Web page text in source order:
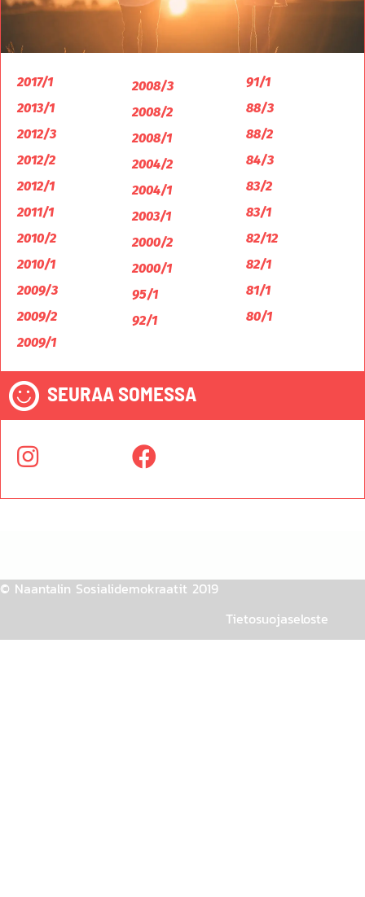
2017/1
2013/1
2012/3
2012/2
2012/1
2011/1
2010/2
2010/1
2009/3
2009/2
2009/1
2008/3
2008/2
2008/1
2004/2
2004/1
2003/1
2000/2
2000/1
95/1
92/1
91/1
88/3
88/2
84/3
83/2
83/1
82/12
82/1
81/1
80/1
SEURAA SOMESSA
© Naantalin Sosialidemokraatit 2019
Tietosuojaseloste